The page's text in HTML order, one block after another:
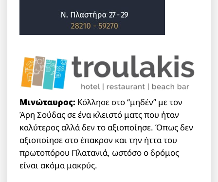
Μινώταυρος: Κόλλησε στο “μηδέν” με τον
Άρη Σούδας σε ένα κλειστό ματς που ήταν
καλύτερος αλλά δεν το αξιοποίησε. Όπως δεν
αξιοποίησε στο έπακρον και την ήττα του
πρωτοπόρου Πλατανιά, ωστόσο ο δρόμος
είναι ακόμα μακρύς.